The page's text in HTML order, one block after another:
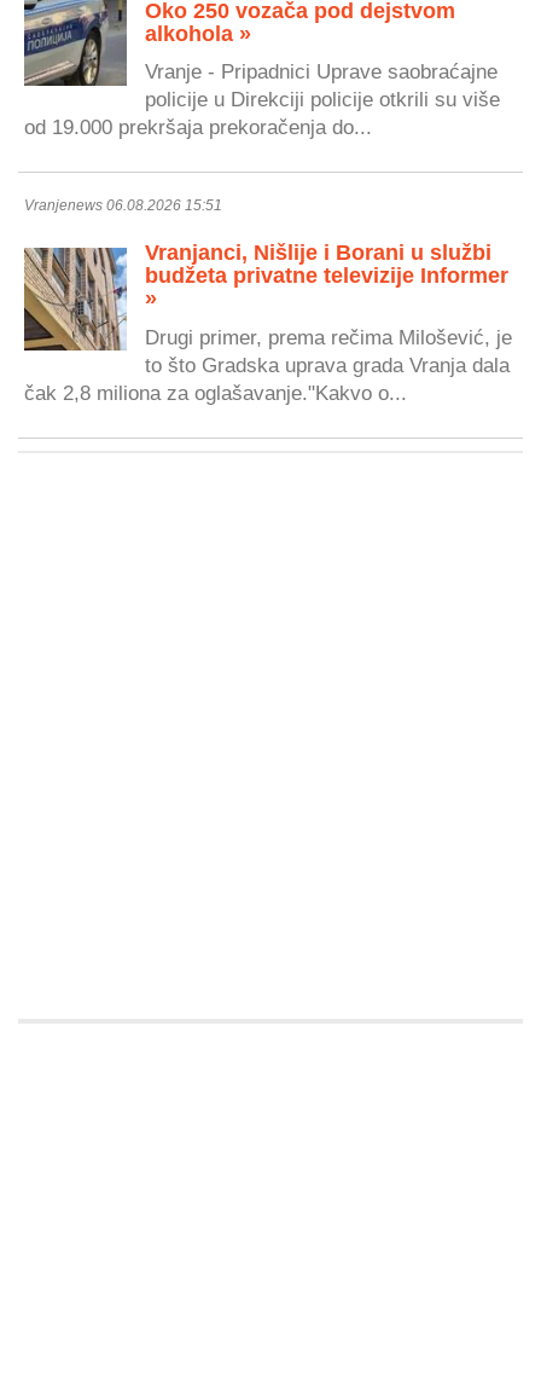
Oko 250 vozača pod dejstvom
alkohola »
Vranje - Pripadnici Uprave saobraćajne
policije u Direkciji policije otkrili su više
od 19.000 prekršaja prekoračenja do...
Vranjenews 06.08.2026 15:51
Vranjanci, Nišlije i Borani u službi
budžeta privatne televizije Informer
»
Drugi primer, prema rečima Milošević, je
to što Gradska uprava grada Vranja dala
čak 2,8 miliona za oglašavanje."Kakvo o...